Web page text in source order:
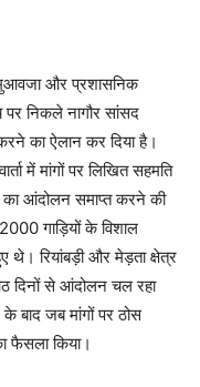
मुआवजा और प्रशासनिक
निकले नागौर सांसद
का ऐलान कर दिया है।
में मांगों पर लिखित सहमति
आंदोलन समाप्त करने की
गाड़ियों के विशाल
थे। रियांबड़ी और मेड़ता क्षेत्र
दिनों से आंदोलन चल रहा
जब मांगों पर ठोस
फैसला किया।